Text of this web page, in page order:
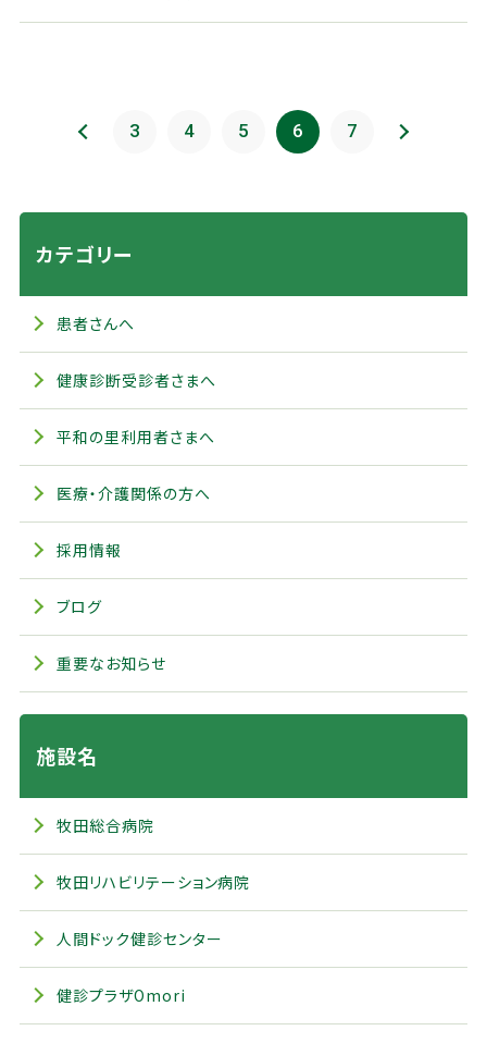
3 4 5 6 7
カテゴリー
患者さんへ
健康診断受診者さまへ
平和の里利用者さまへ
医療・介護関係の方へ
採用情報
ブログ
重要なお知らせ
施設名
牧田総合病院
牧田リハビリテーション病院
人間ドック健診センター
健診プラザOmori